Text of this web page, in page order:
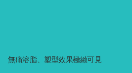
無痛溶脂、塑型效果極緻可見